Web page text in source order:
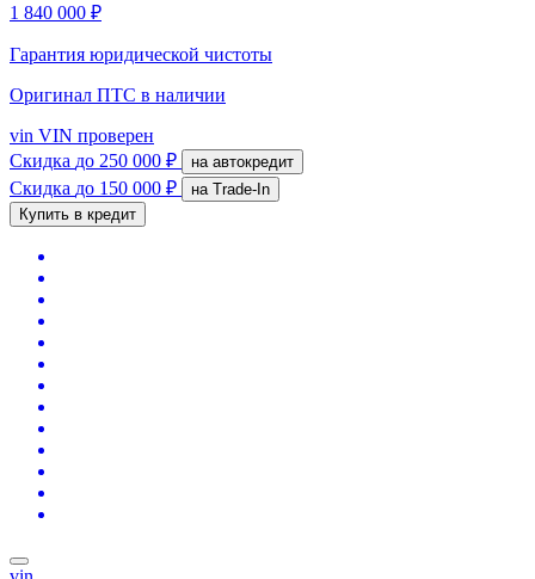
1 840 000 ₽
Гарантия юридической чистоты
Оригинал ПТС в наличии
vin VIN проверен
Скидка до 250 000 ₽ на автокредит
Скидка до 150 000 ₽
на Trade-In
Купить в кредит